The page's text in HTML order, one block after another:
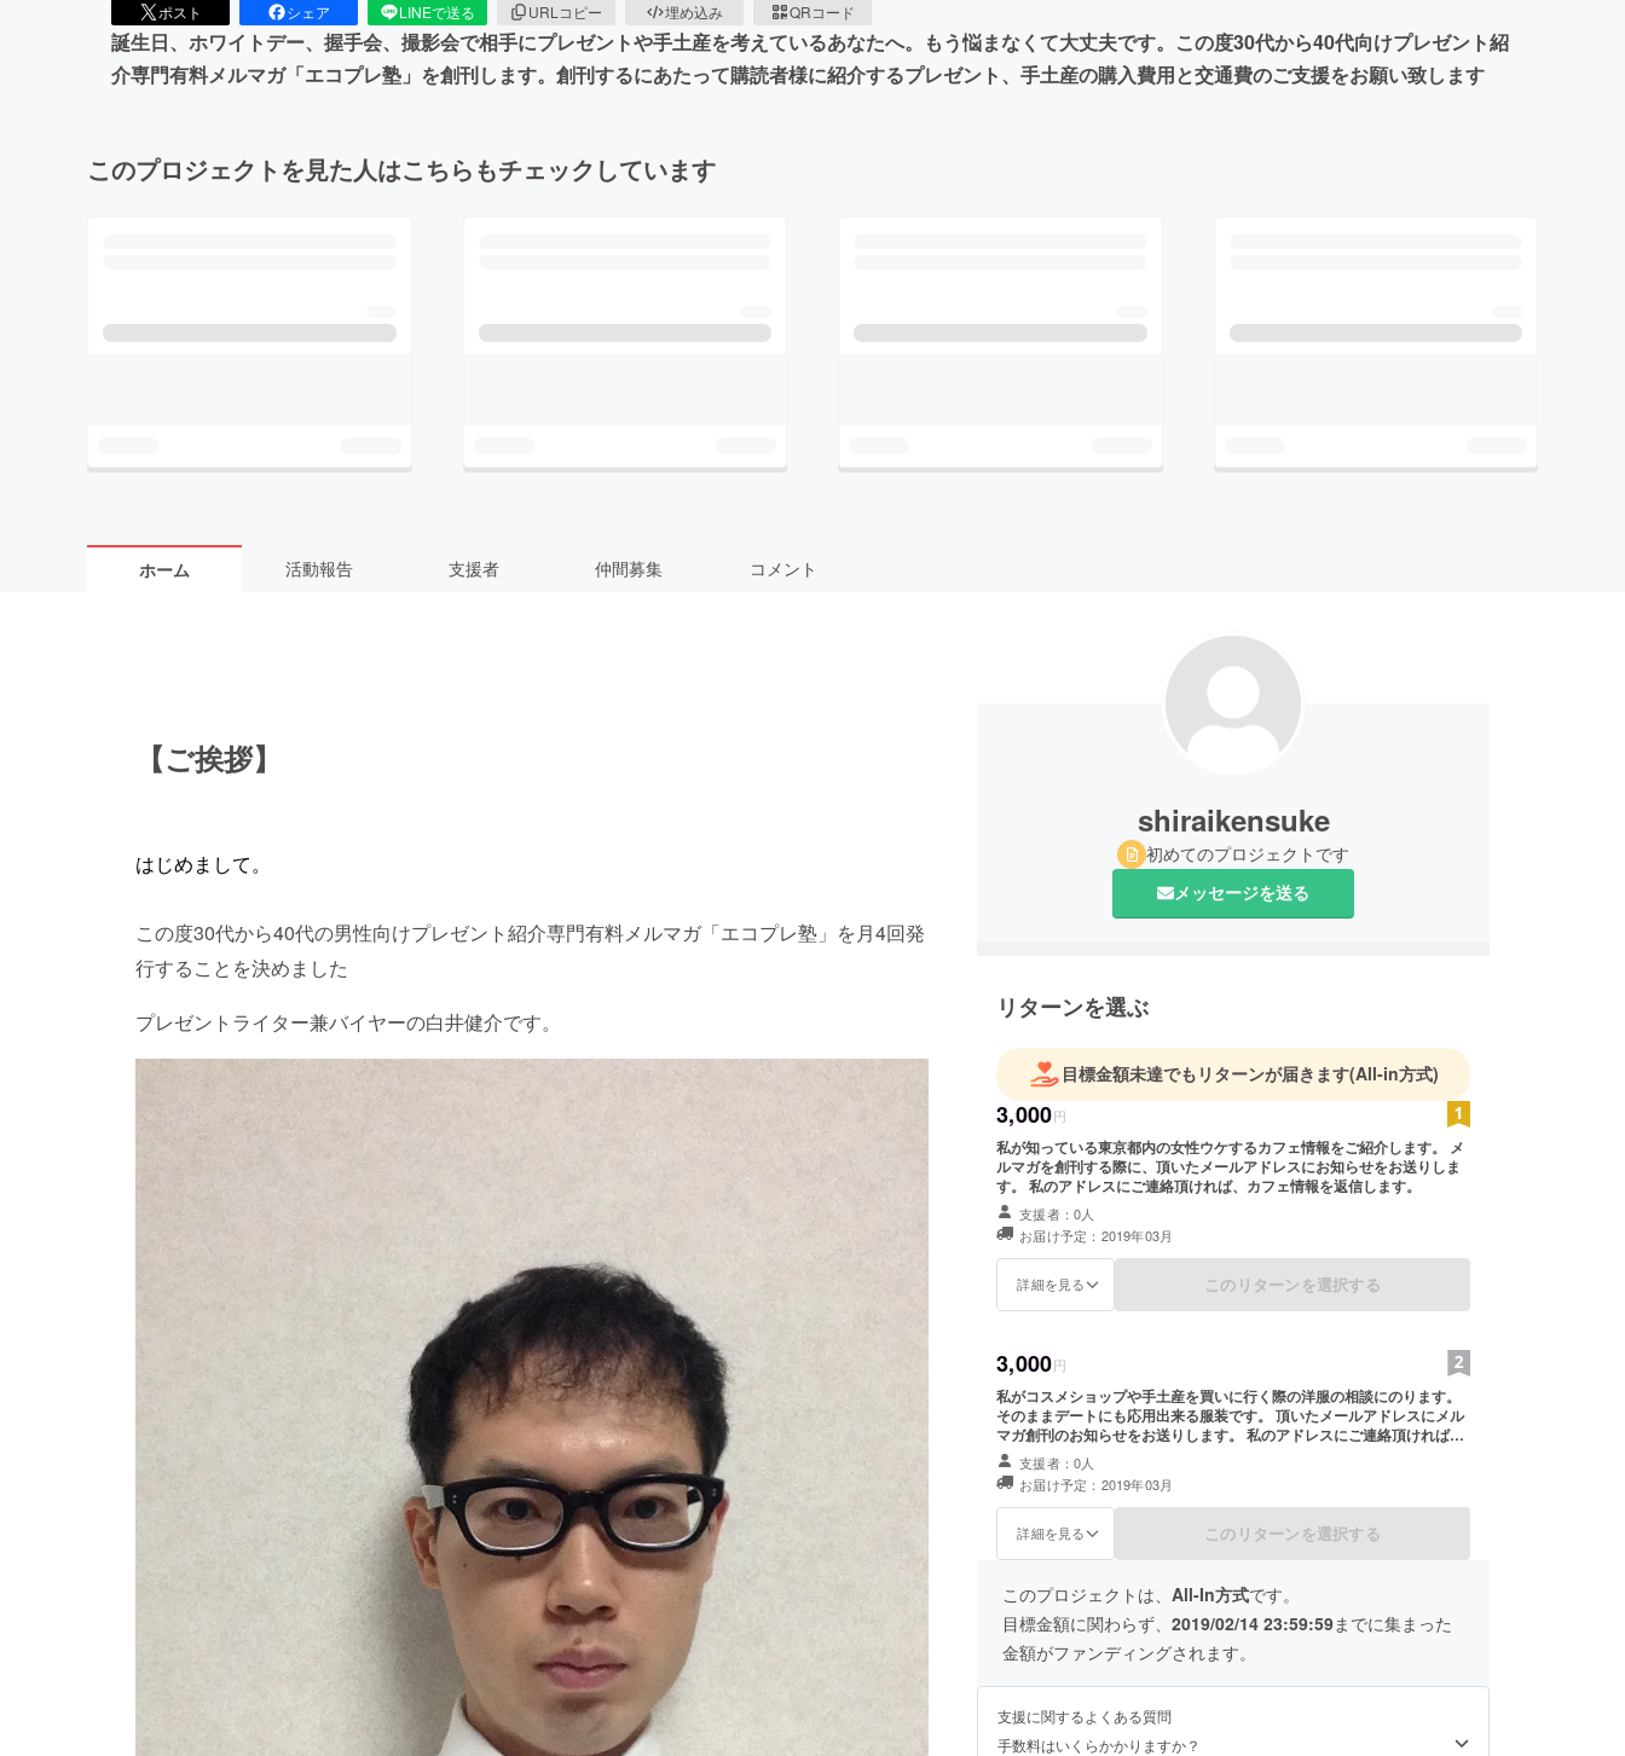
ポスト シェア LINEで送る URLコピー 埋め込み QRコード
誕生日、ホワイトデー、握手会、撮影会で相手にプレゼントや手土産を考えているあなたへ。もう悩まなくて大丈夫です。この度30代から40代向けプレゼント紹
介専門有料メルマガ「エコプレ塾」を創刊します。創刊するにあたって購読者様に紹介するプレゼント、手土産の購入費用と交通費のご支援をお願い致します
このプロジェクトを見た人はこちらもチェックしています
ホーム 活動報告 支援者 仲間募集 コメント
【ご挨拶】
はじめまして。
この度30代から40代の男性向けプレゼント紹介専門有料メルマガ「エコプレ塾」を月4回発
行することを決めました
プレゼントライター兼バイヤーの白井健介です。
shiraikensuke
初めてのプロジェクトです
メッセージを送る
リターンを選ぶ
目標金額未達でもリターンが届きます(All-in方式)
3,000円
私が知っている東京都内の女性ウケするカフェ情報をご紹介します。 メ
ルマガを創刊する際に、頂いたメールアドレスにお知らせをお送りしま
す。 私のアドレスにご連絡頂ければ、カフェ情報を返信します。
支援者：0人
お届け予定：2019年03月
詳細を見る このリターンを選択する
3,000円
私がコスメショップや手土産を買いに行く際の洋服の相談にのります。
そのままデートにも応用出来る服装です。 頂いたメールアドレスにメル
マガ創刊のお知らせをお送りします。 私のアドレスにご連絡頂ければ、
服装のご提案をさせていただきます。
支援者：0人
お届け予定：2019年03月
詳細を見る このリターンを選択する
このプロジェクトは、 All-In方式です。
目標金額に関わらず、 2019/02/14 23:59:59までに集まった
金額がファンディングされます。
支援に関するよくある質問
手数料はいくらかかりますか？